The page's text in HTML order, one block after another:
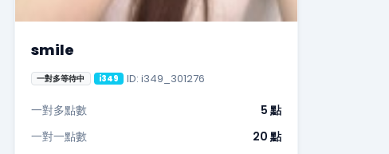
smile
一對多等待中 i349 ID: i349_301276
一對多點數
5 點
一對一點數
20 點